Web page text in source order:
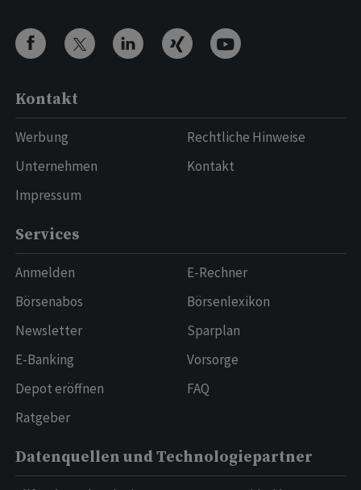
Kontakt
Werbung
Unternehmen
Impressum
Rechtliche Hinweise
Kontakt
Services
Anmelden
Börsenabos
Newsletter
E-Banking
Depot eröffnen
Ratgeber
E-Rechner
Börsenlexikon
Sparplan
Vorsorge
FAQ
Datenquellen und Technologiepartner